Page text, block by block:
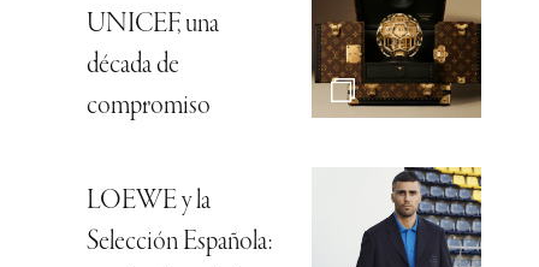
UNICEF, una
década de
compromiso
LOEWE y la
Selección Española: